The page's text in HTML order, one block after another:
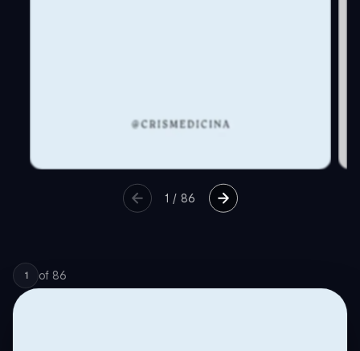
1 / 86
1 of 86